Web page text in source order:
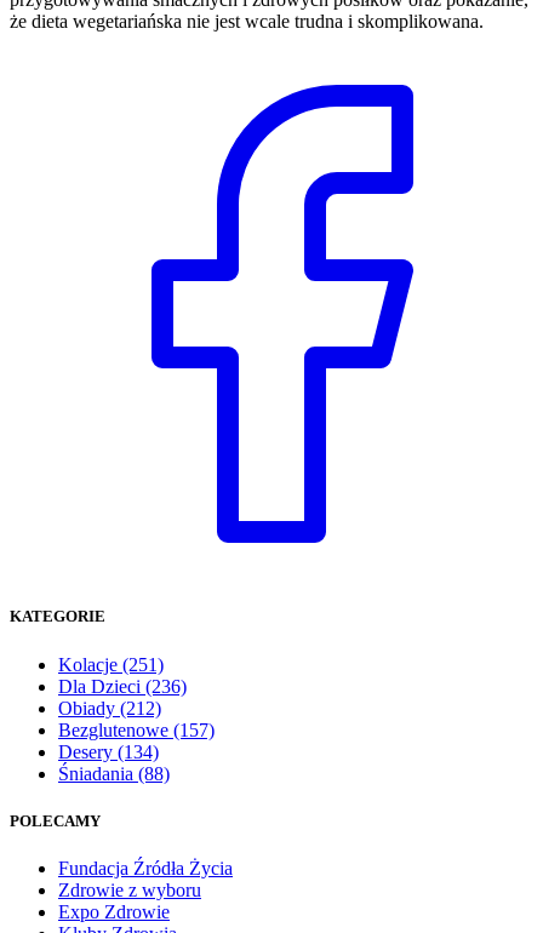
że dieta wegetariańska nie jest wcale trudna i skomplikowana.
KATEGORIE
Kolacje (251)
Dla Dzieci (236)
Obiady (212)
Bezglutenowe (157)
Desery (134)
Śniadania (88)
POLECAMY
Fundacja Źródła Życia
Zdrowie z wyboru
Expo Zdrowie